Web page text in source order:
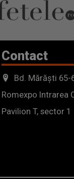
Contact
Bd. Mărăști 65-
Romexpo Intrarea
Pavilion T, sector 1